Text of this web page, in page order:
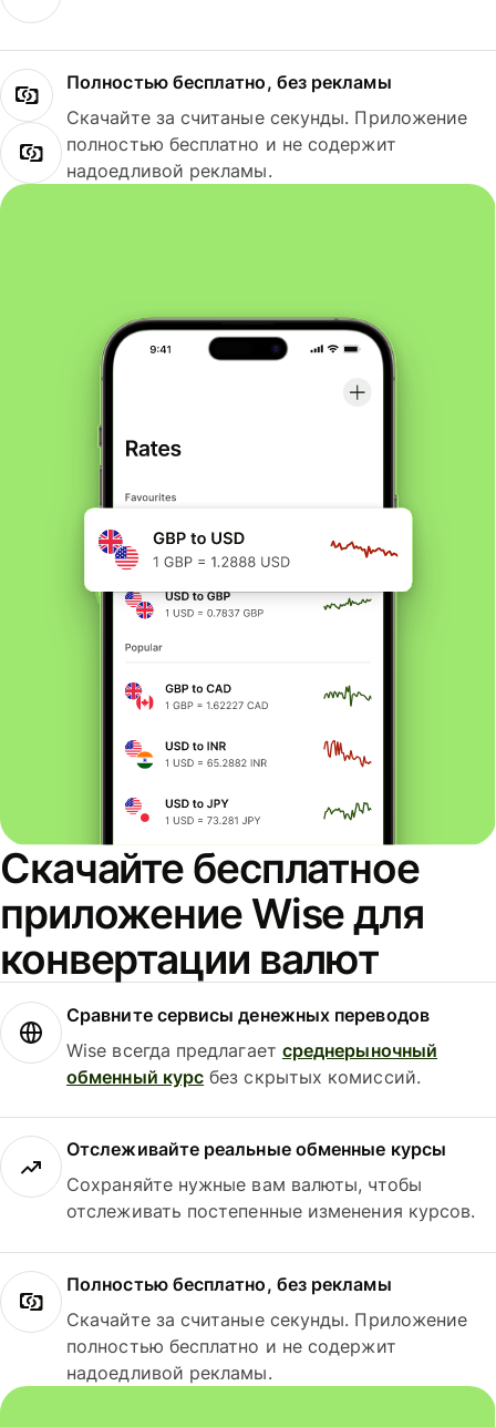
Полностью бесплатно, без рекламы
Скачайте за считаные секунды. Приложение
полностью бесплатно и не содержит
надоедливой рекламы.
Скачайте бесплатное
приложение Wise для
конвертации валют
Сравните сервисы денежных переводов
Wise всегда предлагает среднерыночный
обменный курс без скрытых комиссий.
Отслеживайте реальные обменные курсы
Сохраняйте нужные вам валюты, чтобы
отслеживать постепенные изменения курсов.
Полностью бесплатно, без рекламы
Скачайте за считаные секунды. Приложение
полностью бесплатно и не содержит
надоедливой рекламы.